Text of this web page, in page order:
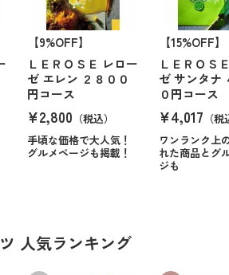
【9%OFF】
ＬＥＲＯＳＥ レロー
ゼ エレン ２８００
円コース
¥2,800 （税込）
手頃な価格で大人気！
グルメページも掲載！
【15%OFF】
ＬＥＲＯＳ
ゼ サンタナ
０円コース
¥4,017 （
ワンランク上
れた商品とグ
ジも
人気ランキング